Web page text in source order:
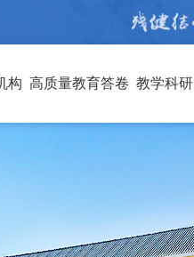
构 高质量教育答卷 教学科研